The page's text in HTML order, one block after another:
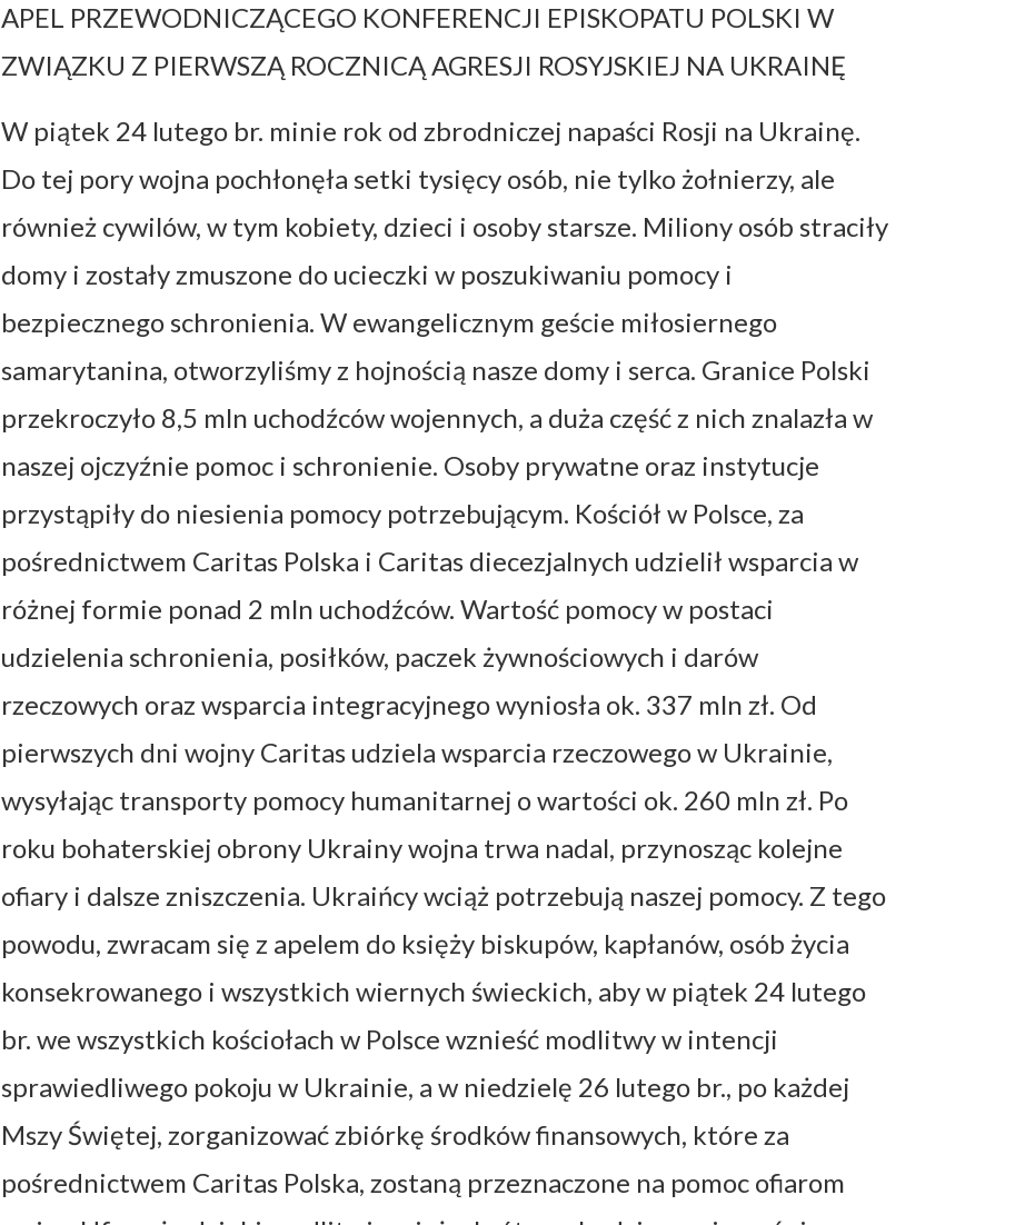
APEL PRZEWODNICZĄCEGO KONFERENCJI EPISKOPATU POLSKI W
ZWIĄZKU Z PIERWSZĄ ROCZNICĄ AGRESJI ROSYJSKIEJ NA UKRAINĘ
W piątek 24 lutego br. minie rok od zbrodniczej napaści Rosji na Ukrainę.
Do tej pory wojna pochłonęła setki tysięcy osób, nie tylko żołnierzy, ale
również cywilów, w tym kobiety, dzieci i osoby starsze. Miliony osób straciły
domy i zostały zmuszone do ucieczki w poszukiwaniu pomocy i
bezpiecznego schronienia. W ewangelicznym geście miłosiernego
samarytanina, otworzyliśmy z hojnością nasze domy i serca. Granice Polski
przekroczyło 8,5 mln uchodźców wojennych, a duża część z nich znalazła w
naszej ojczyźnie pomoc i schronienie. Osoby prywatne oraz instytucje
przystąpiły do niesienia pomocy potrzebującym. Kościół w Polsce, za
pośrednictwem Caritas Polska i Caritas diecezjalnych udzielił wsparcia w
różnej formie ponad 2 mln uchodźców. Wartość pomocy w postaci
udzielenia schronienia, posiłków, paczek żywnościowych i darów
rzeczowych oraz wsparcia integracyjnego wyniosła ok. 337 mln zł. Od
pierwszych dni wojny Caritas udziela wsparcia rzeczowego w Ukrainie,
wysyłając transporty pomocy humanitarnej o wartości ok. 260 mln zł. Po
roku bohaterskiej obrony Ukrainy wojna trwa nadal, przynosząc kolejne
ofiary i dalsze zniszczenia. Ukraińcy wciąż potrzebują naszej pomocy. Z tego
powodu, zwracam się z apelem do księży biskupów, kapłanów, osób życia
konsekrowanego i wszystkich wiernych świeckich, aby w piątek 24 lutego
br. we wszystkich kościołach w Polsce wznieść modlitwy w intencji
sprawiedliwego pokoju w Ukrainie, a w niedzielę 26 lutego br., po każdej
Mszy Świętej, zorganizować zbiórkę środków finansowych, które za
pośrednictwem Caritas Polska, zostaną przeznaczone na pomoc ofiarom